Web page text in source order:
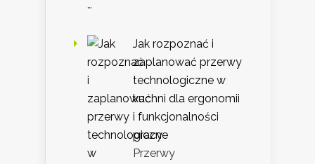
…
Jak rozpoznać i
zaplanować przerwy
technologiczne w
kuchni dla ergonomii
i funkcjonalności
pracy
Przerwy